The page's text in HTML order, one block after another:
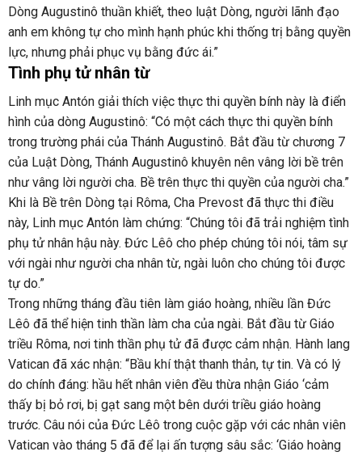
Dòng Augustinô thuần khiết, theo luật Dòng, người lãnh đạo
anh em không tự cho mình hạnh phúc khi thống trị bằng quyền
lực, nhưng phải phục vụ bằng đức ái.”
Tình phụ tử nhân từ
Linh mục Antón giải thích việc thực thi quyền bính này là điển
hình của dòng Augustinô: “Có một cách thực thi quyền bính
trong trường phái của Thánh Augustinô. Bắt đầu từ chương 7
của Luật Dòng, Thánh Augustinô khuyên nên vâng lời bề trên
như vâng lời người cha. Bề trên thực thi quyền của người cha.”
Khi là Bề trên Dòng tại Rôma, Cha Prevost đã thực thi điều
này, Linh mục Antón làm chứng: “Chúng tôi đã trải nghiệm tình
phụ tử nhân hậu này. Đức Lêô cho phép chúng tôi nói, tâm sự
với ngài như người cha nhân từ, ngài luôn cho chúng tôi được
tự do.”
Trong những tháng đầu tiên làm giáo hoàng, nhiều lần Đức
Lêô đã thể hiện tinh thần làm cha của ngài. Bắt đầu từ Giáo
triều Rôma, nơi tinh thần phụ tử đã được cảm nhận. Hành lang
Vatican đã xác nhận: “Bầu khí thật thanh thản, tự tin. Và có lý
do chính đáng: hầu hết nhân viên đều thừa nhận Giáo ‘cảm
thấy bị bỏ rơi, bị gạt sang một bên dưới triều giáo hoàng
trước. Câu nói của Đức Lêô trong cuộc gặp với các nhân viên
Vatican vào tháng 5 đã để lại ấn tượng sâu sắc: ‘Giáo hoàng